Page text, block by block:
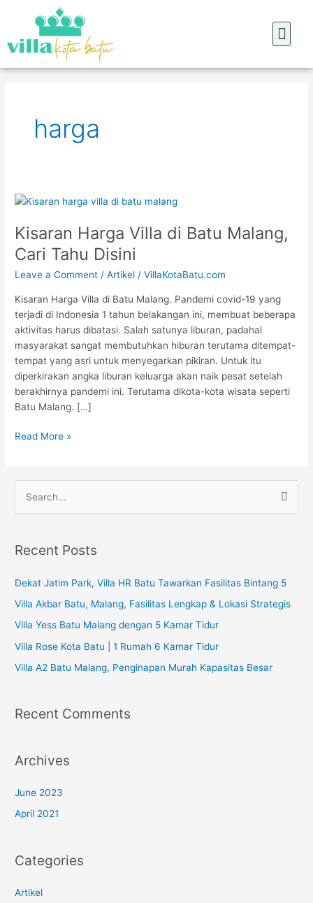
content
harga
Kisaran Harga Villa di Batu Malang,
Cari Tahu Disini
Leave a Comment /Artikel /VillaKotaBatu.com
Kisaran Harga Villa di Batu Malang. Pandemi covid-19 yang
terjadi di Indonesia 1 tahun belakangan ini, membuat beberapa
aktivitas harus dibatasi. Salah satunya liburan, padahal
masyarakat sangat membutuhkan hiburan terutama ditempat-
tempat yang asri untuk menyegarkan pikiran. Untuk itu
diperkirakan angka liburan keluarga akan naik pesat setelah
berakhirnya pandemi ini. Terutama dikota-kota wisata seperti
Batu Malang. […]
Kisaran
Villa
di
Batu
Malang,
Disini
Read More »
r
o
r
:
Recent Posts
Dekat Jatim Park, Villa HR Batu Tawarkan Fasilitas Bintang 5
Villa Akbar Batu, Malang, Fasilitas Lengkap & Lokasi Strategis
Villa Yess Batu Malang dengan 5 Kamar Tidur
Villa Rose Kota Batu | 1 Rumah 6 Kamar Tidur
Villa A2 Batu Malang, Penginapan Murah Kapasitas Besar
Recent Comments
Archives
June 2023
April 2021
Categories
Artikel